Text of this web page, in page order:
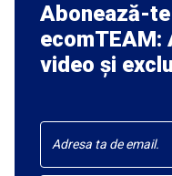
Abonează-
ecomTEAM:
video și